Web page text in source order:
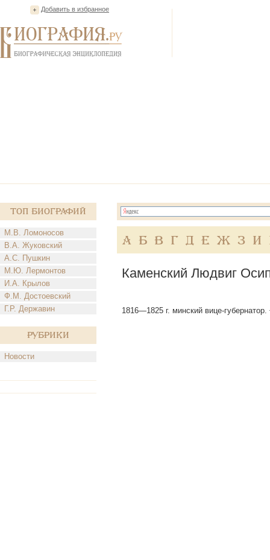
Добавить в избранное
Топ Биографий
М.В. Ломоносов
В.А. Жуковский
А.С. Пушкин
М.Ю. Лермонтов
И.А. Крылов
Ф.М. Достоевский
Г.Р. Державин
Рубрики
Новости
А Б В Г Д Е Ж З И
Каменский Людвиг
1816—1825 г. минский вице-